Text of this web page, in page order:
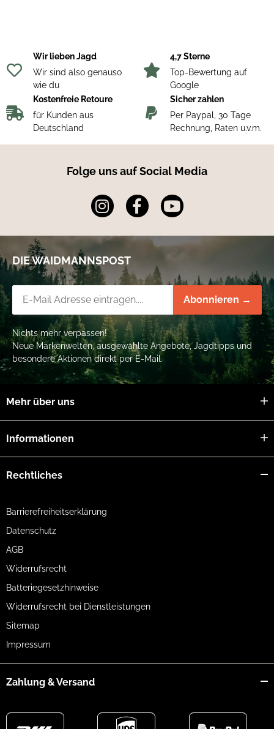
Gelände bewegen musst – etwa bei der Pirsch oder auf längeren
Anmarschwegen.
Materialzusammensetzung:
100 % Polyester.
Pflegehinweise:Schonend waschen, keinen Weichspüler
verwenden, lufttrocknen.
Wir lieben Jagd
Wir sind also genauso
wie du
4,7 Sterne
Top-Bewertung auf
Google
Kostenfreie Retoure
für Kunden aus
Deutschland
Sicher zahlen
Per Paypal, 30 Tage
Rechnung, Raten u.v.m.
Folge uns auf Social Media
DIE WAIDMANNSPOST
Abonnieren →
Nichts mehr verpassen!
Neue Markenwelten, ausgewählte Angebote, Jagdtipps und
besondere Aktionen direkt per E-Mail.
Mehr über uns
Informationen
Rechtliches
Barrierefreiheitserklärung
Datenschutz
AGB
Widerrufsrecht
Batteriegesetzhinweise
Widerrufsrecht bei Dienstleistungen
Sitemap
Impressum
Zahlung & Versand